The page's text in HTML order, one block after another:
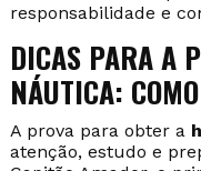
Além dos requisitos
estudo e
Investir na
autonomia e
mundo náutico,
legislação.